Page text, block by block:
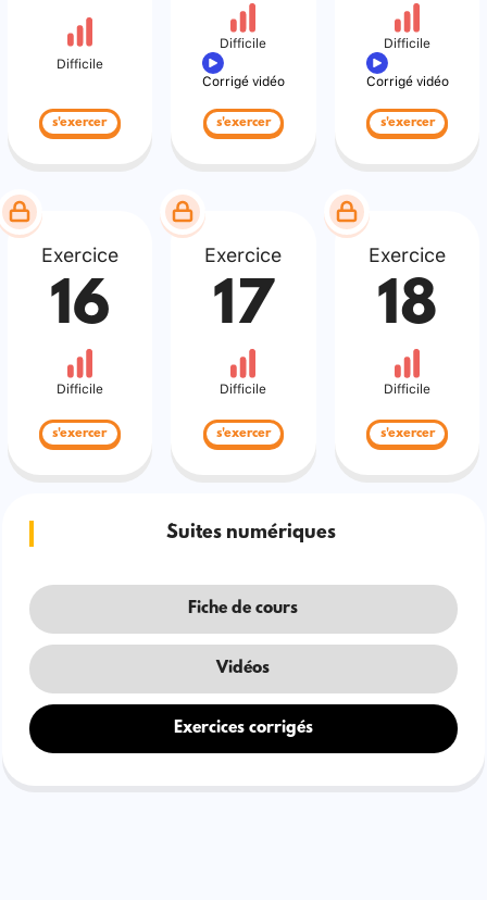
Difficile
s'exercer
Difficile
Corrigé vidéo
s'exercer
Difficile
Corrigé vidéo
s'exercer
Exercice
16
Difficile
s'exercer
Exercice
17
Difficile
s'exercer
Exercice
18
Difficile
s'exercer
Suites numériques
Fiche de cours
Vidéos
Exercices corrigés